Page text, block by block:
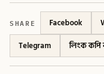
SHARE Facebook
Telegram
লিংক